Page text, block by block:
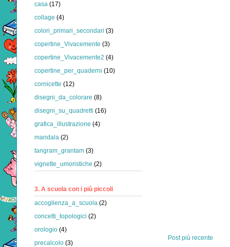
Post più recente
casa (17)
collage (4)
colori_primari_secondari (3)
copertine_Vivacemente (3)
copertine_Vivacemente2 (4)
copertine_per_quaderni (10)
cornicette (12)
disegni_da_colorare (8)
disegni_su_quadretti (16)
grafica_illustrazione (4)
mandala (2)
tangram_grantam (3)
vignette_umoristiche (2)
3. A scuola con i più piccoli
accoglienza_a_scuola (2)
concetti_topologici (2)
orologio (4)
precalcolo (3)